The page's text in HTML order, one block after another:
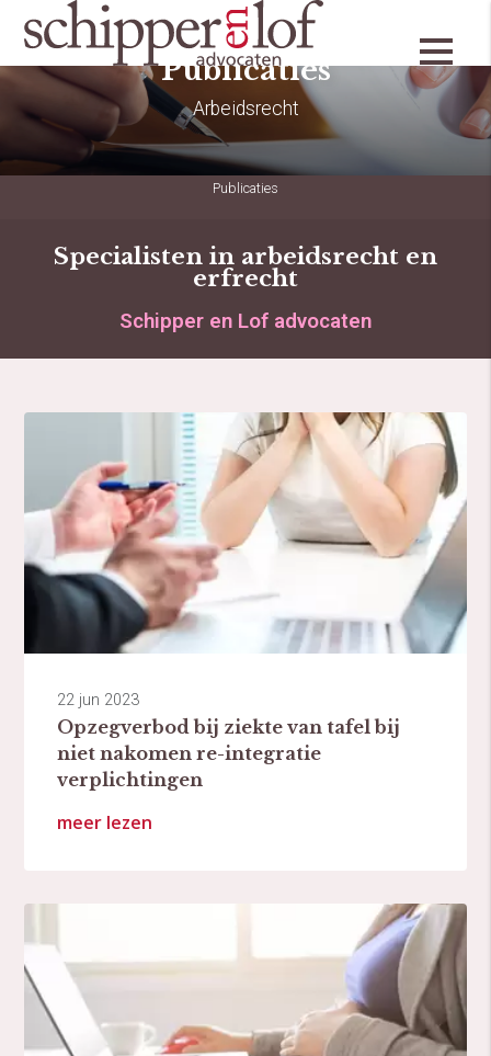
Publicaties
Arbeidsrecht
Publicaties
Specialisten in arbeidsrecht en
erfrecht
Schipper en Lof advocaten
22 jun 2023
Opzegverbod bij ziekte van tafel bij
niet nakomen re-integratie
verplichtingen
meer lezen